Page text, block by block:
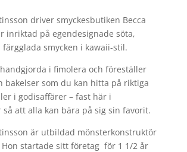
driver smyckesbutiken Becca
inriktad på egendesignade söta,
färgglada smycken i kawaii-stil.
i fimolera och föreställer
bakelser som du kan hitta på riktiga
i godisaffärer – fast här i
att alla kan bära på sig sin favorit.
är utbildad mönsterkonstruktör
startade sitt företag för 1 1/2 år